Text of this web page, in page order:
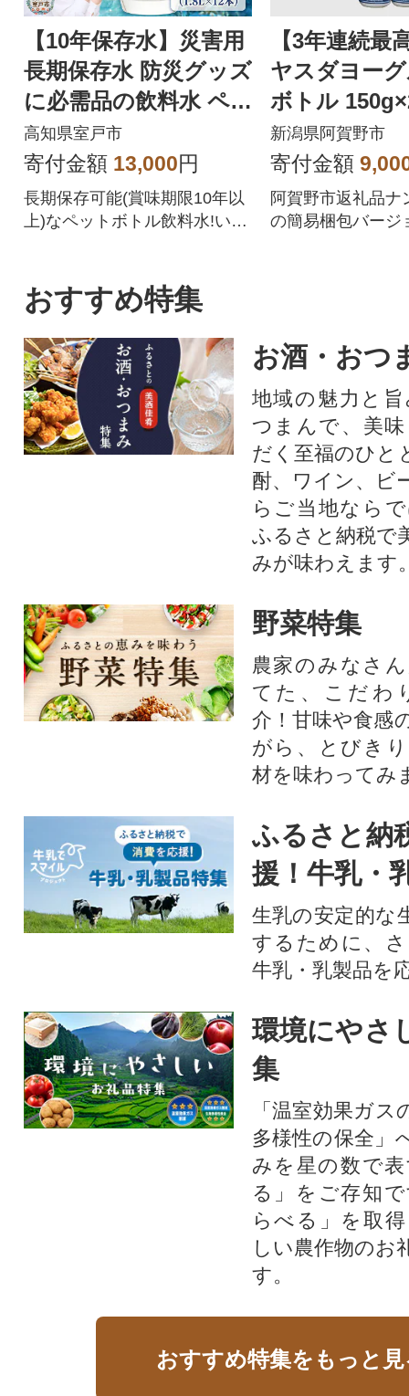
【10年保存水】災害用
長期保存水 防災グッズ
に必需品の飲料水 ペ
ットボトル
高知県室戸市
寄付金額 13,000円
長期保存可能(賞味期限10年以
上)なペットボトル飲料水!いつ
しておすすめです。非常災害
備蓄品として保存用の非常食
と一緒に防災セットにいかが
でしょうか。日用品にもロー
リングストックにも、役立ち
ます!※室戸海洋深層水を100%
原料にした保存水・備蓄水で
す。
【3年連続最
ヤスダヨー
ボトル
新潟県阿賀野市
寄付金額
阿賀野市返礼品ナ
の簡易梱包バージ
おすすめ特集
お酒・おつ
地域の魅力と
つまんで、美
だく至福のひと
酎、ワイン、ビ
らご当地なら
ふるさと納税で
みが味わえます
野菜特集
農家のみなさ
てた、こだわ
介！甘味や食感
がら、とびき
材を味わってみ
ふるさと納
援！牛乳・
生乳の安定的な
するために、
牛乳・乳製品を
環境にやさ
集
「温室効果ガ
多様性の保全」
みを星の数で
る」をご存知
らべる」を取
しい農作物のお
す。​
おすすめ特集をもっと